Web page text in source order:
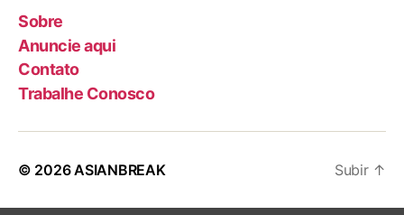
Sobre
Anuncie aqui
Contato
Trabalhe Conosco
© 2026ASIANBREAK Subir ↑